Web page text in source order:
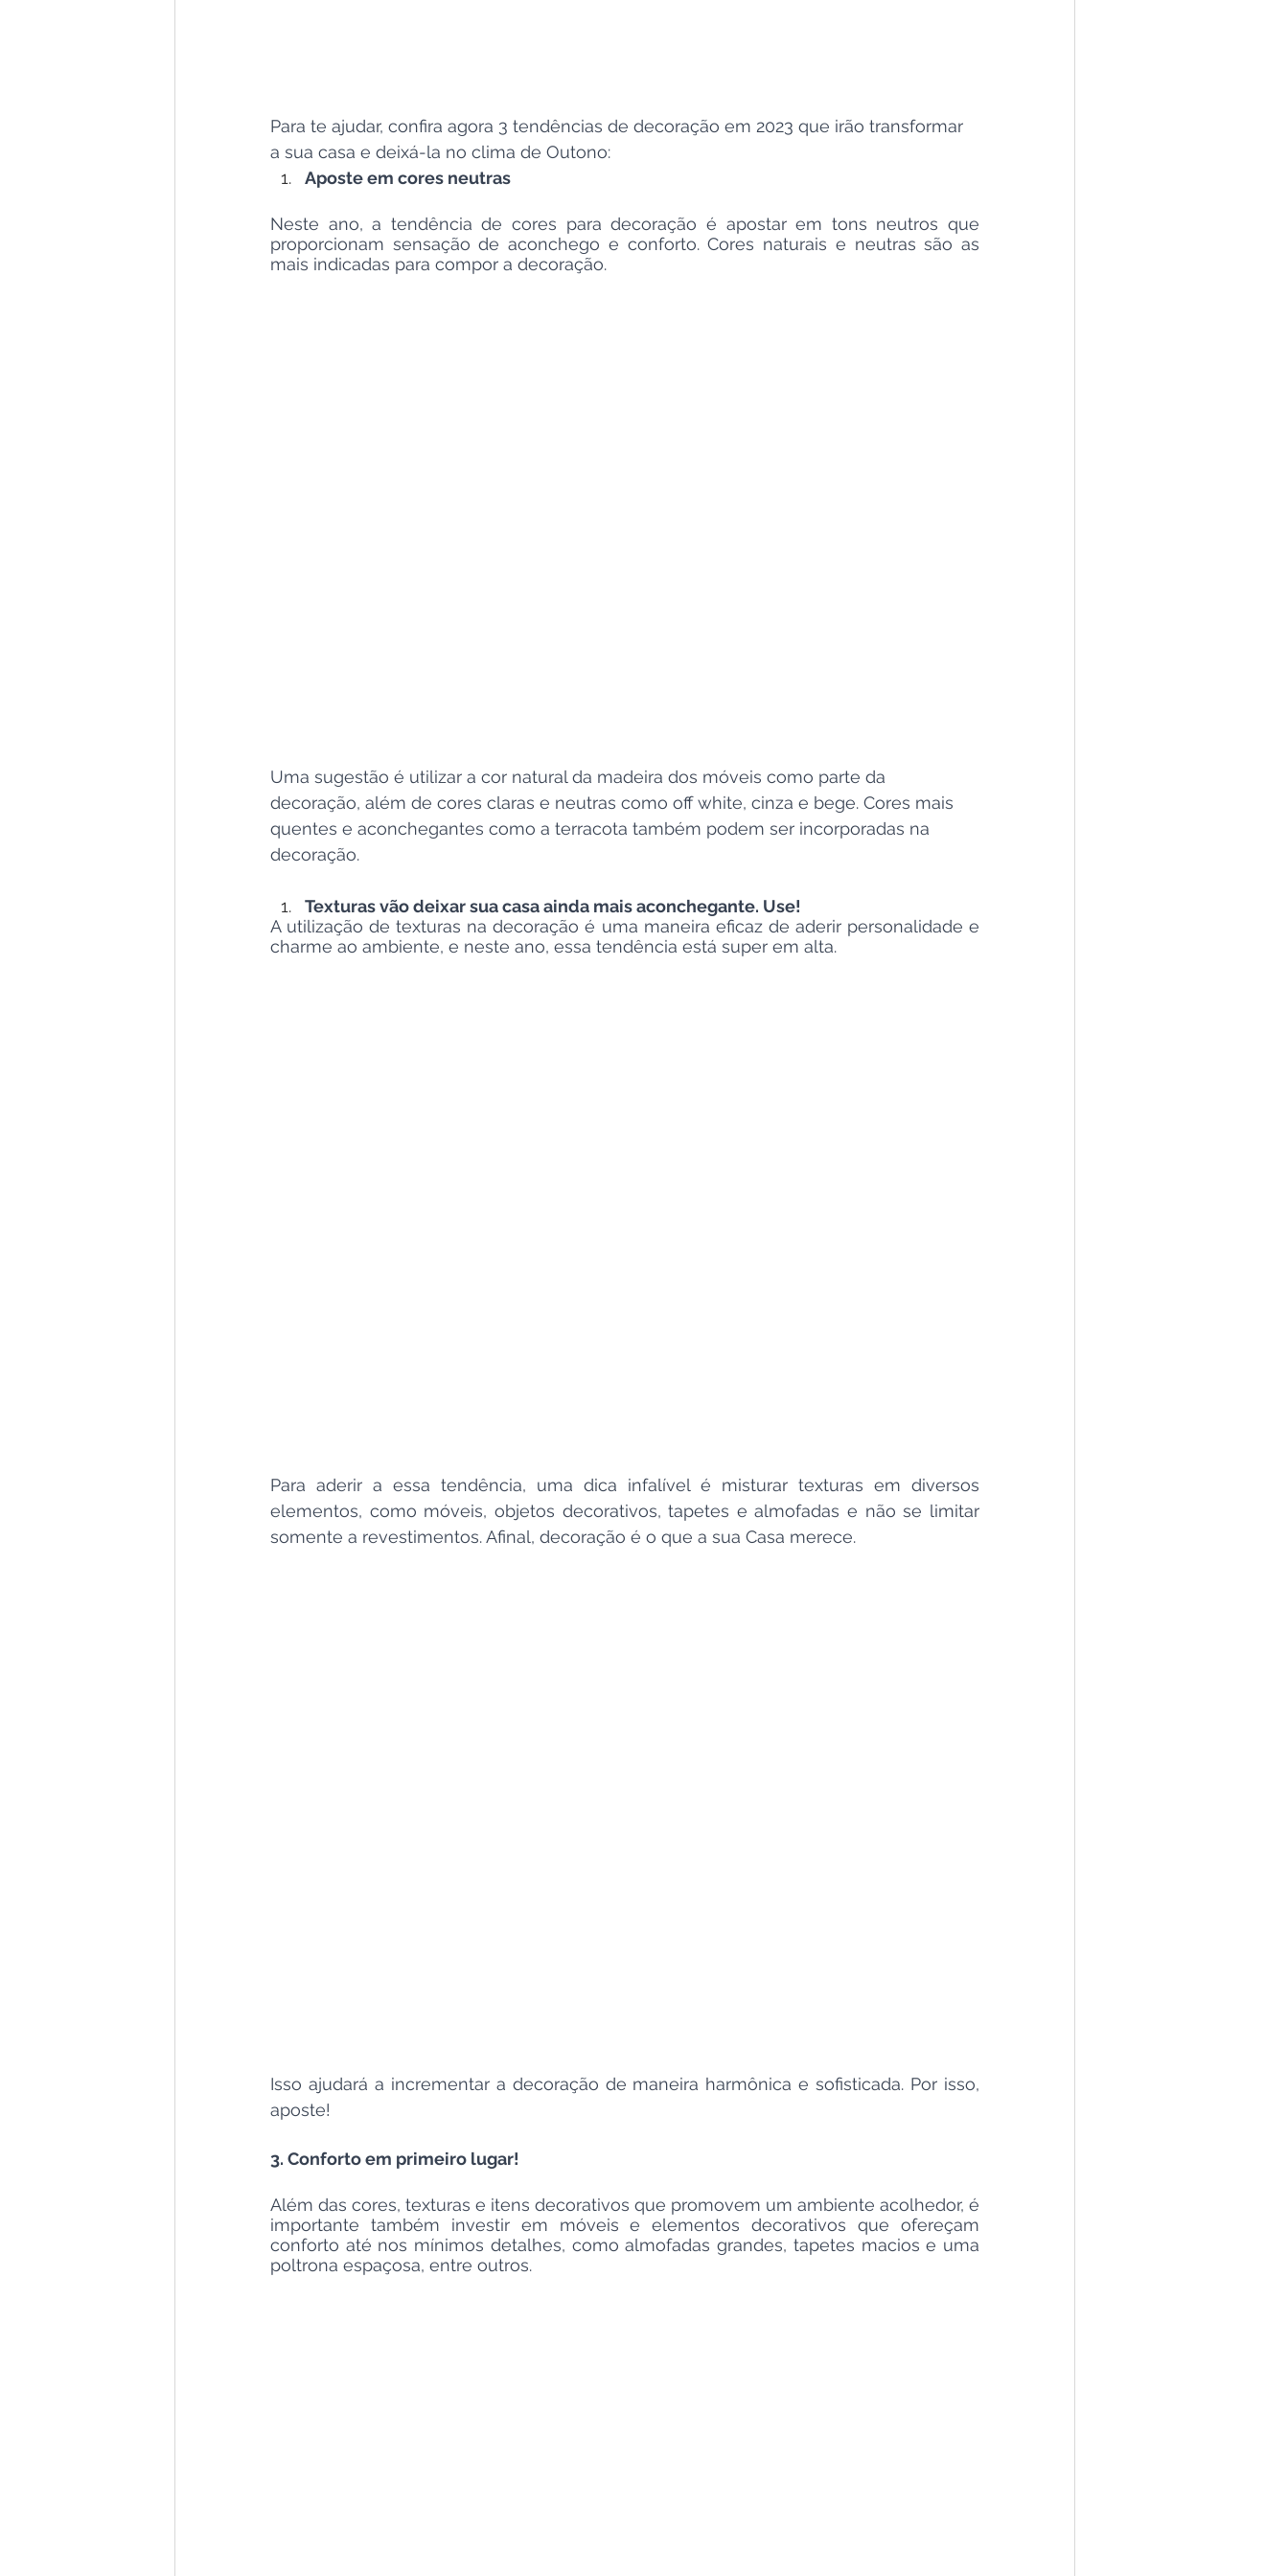
Para te ajudar, confira agora 3 tendências de decoração em 2023 que irão transformar
a sua casa e deixá-la no clima de Outono:
Aposte em cores neutras
Neste ano, a tendência de cores para decoração é apostar em tons neutros que
proporcionam sensação de aconchego e conforto. Cores naturais e neutras são as
mais indicadas para compor a decoração.
Uma sugestão é utilizar a cor natural da madeira dos móveis como parte da
decoração, além de cores claras e neutras como off white, cinza e bege. Cores mais
quentes e aconchegantes como a terracota também podem ser incorporadas na
decoração.
Texturas vão deixar sua casa ainda mais aconchegante. Use!
A utilização de texturas na decoração é uma maneira eficaz de aderir personalidade e
charme ao ambiente, e neste ano, essa tendência está super em alta.
Para aderir a essa tendência, uma dica infalível é misturar texturas em diversos
elementos, como móveis, objetos decorativos, tapetes e almofadas e não se limitar
somente a revestimentos. Afinal, decoração é o que a sua Casa merece.
Isso ajudará a incrementar a decoração de maneira harmônica e sofisticada. Por isso,
aposte!
3. Conforto em primeiro lugar!
Além das cores, texturas e itens decorativos que promovem um ambiente acolhedor, é
importante também investir em móveis e elementos decorativos que ofereçam
conforto até nos mínimos detalhes, como almofadas grandes, tapetes macios e uma
poltrona espaçosa, entre outros.